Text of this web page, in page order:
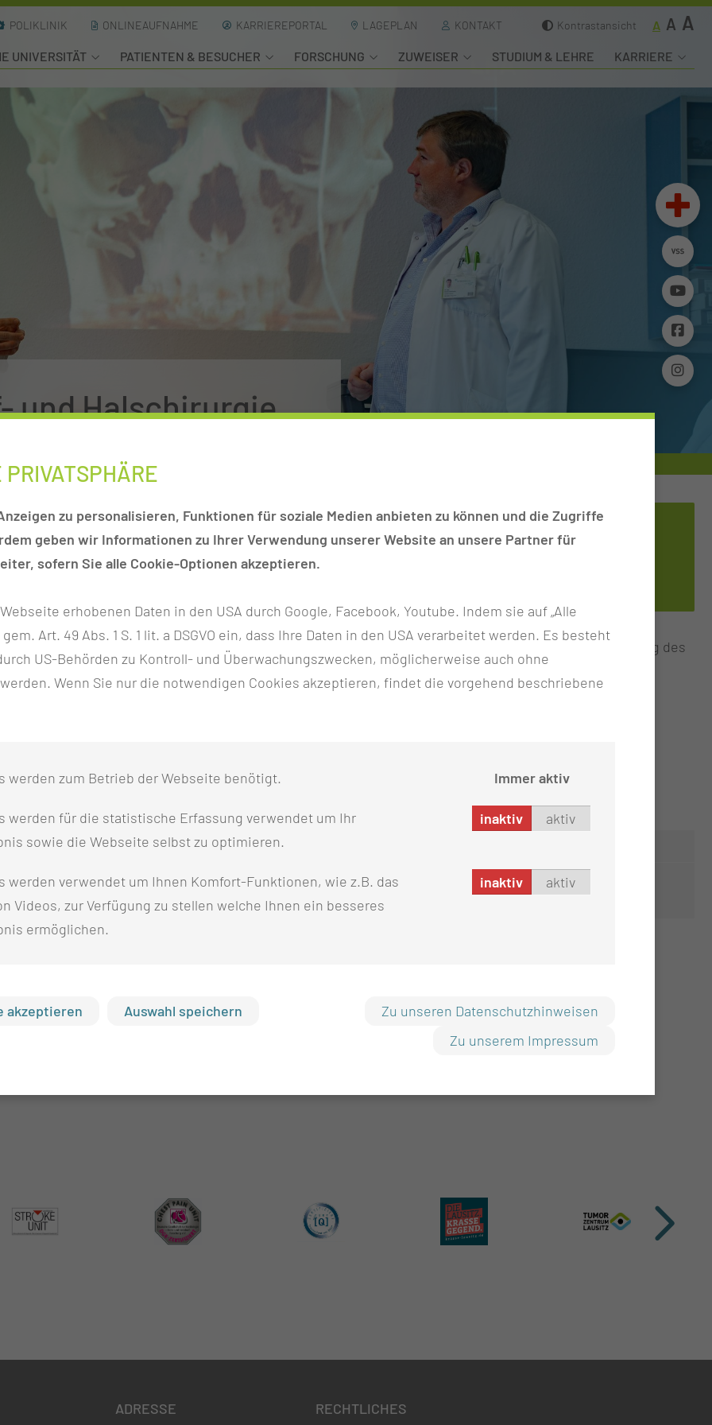
POLIKLINIK ONLINEAUFNAHME KARRIEREPORTAL LAGEPLAN KONTAKT Kontrastansicht A A A
UNIVERSITÄT PATIENTEN & BESUCHER FORSCHUNG ZUWEISER STUDIUM & LEHRE KARRIERE
und Halschirurgie
Sprechstunde
Versorgung mit Hörimplantaten, chronische
sind die Schwerpunktthemen dieser Sprechstunde.
unterschiedlichen Hörtesten ist es in vielen Fällen
Ihnen einen Behandlungsvorschlag zu machen. Neben klassischen Operationen zur Wiederherstellung des
von hochgradig schwerhörigen oder tauben Patientinnen und Patienten mittels implantierbaren
wir Sie bitten, diese zur Vorstellung mitzubringen!
STATT?
WERDEN?
entsprechend der Klinik)
ADRESSE RECHTLICHES
zu personalisieren, Funktionen für soziale Medien anbieten zu können und die Zugriffe
geben wir Informationen zu Ihrer Verwendung unserer Website an unsere Partner für
sofern Sie alle Cookie-Optionen akzeptieren.
erhobenen Daten in den USA durch Google, Facebook, Youtube. Indem sie auf „Alle
Art. 49 Abs. 1 S. 1 lit. a DSGVO ein, dass Ihre Daten in den USA verarbeitet werden. Es besteht
US-Behörden zu Kontroll- und Überwachungszwecken, möglicherweise auch ohne
Wenn Sie nur die notwendigen Cookies akzeptieren, findet die vorgehend beschriebene
werden zum Betrieb der Webseite benötigt. Immer aktiv
werden für die statistische Erfassung verwendet um Ihr
sowie die Webseite selbst zu optimieren.
inaktiv aktiv
werden verwendet um Ihnen Komfort-Funktionen, wie z.B. das
Videos, zur Verfügung zu stellen welche Ihnen ein besseres
ermöglichen.
inaktiv aktiv
akzeptieren Auswahl speichern
Zu unseren Datenschutzhinweisen
Zu unserem Impressum